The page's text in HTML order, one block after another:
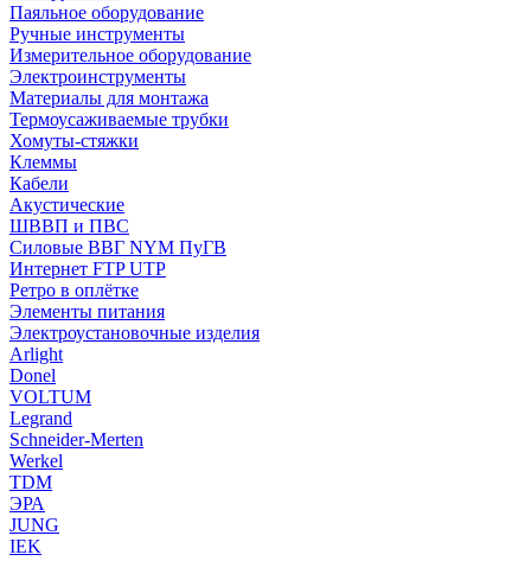
Паяльное оборудование
Ручные инструменты
Измерительное оборудование
Электроинструменты
Материалы для монтажа
Термоусаживаемые трубки
Хомуты-стяжки
Клеммы
Кабели
Акустические
ШВВП и ПВС
Силовые ВВГ NYM ПуГВ
Интернет FTP UTP
Ретро в оплётке
Элементы питания
Электроустановочные изделия
Arlight
Donel
VOLTUM
Legrand
Schneider-Merten
Werkel
TDM
ЭРА
JUNG
IEK